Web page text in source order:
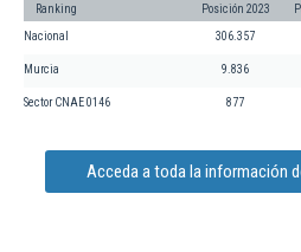
Ranking Posición 2023
Nacional 306.357
Murcia 9.836
Sector CNAE 0146 877
Acceda a toda la información